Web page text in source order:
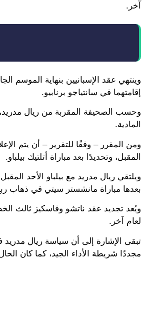
آخر.
وينتهي عقد الإسبانيين بنهاية الموسم
إقامتهما في سانتياجو برنابيو.
وحسب الصحيفة المقربة من ريال مدريد،
المادية.
المقبل، وتحديدًا بعد مباراة أتلتيك بيلباو.
ويلتقي ريال مدريد مع بيلباو الأحد
بعدها مباراة مانشستر سيتي في ذهاب
ويُعد تجديد عقد ناتشو وفاسكيز ثالث
لعام آخر.
تبقى الإشارة إلى أن سياسة ريال مدريد
مجددًا شريطة الأداء الجيد، كما كان